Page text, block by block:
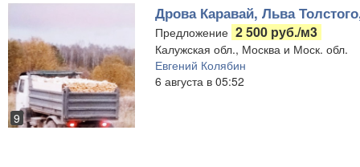
9
Дрова Каравай, Льва
Предложение 2 500 руб./м3
Калужская обл., Москва и Моск. обл.
Евгений Колябин
6 августа в 05:52